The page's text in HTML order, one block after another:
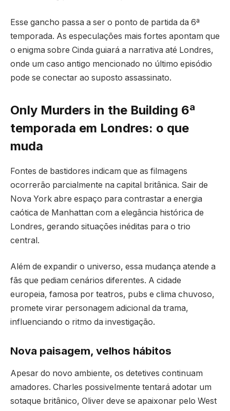
Esse gancho passa a ser o ponto de partida da 6ª
temporada. As especulações mais fortes apontam que
o enigma sobre Cinda guiará a narrativa até Londres,
onde um caso antigo mencionado no último episódio
pode se conectar ao suposto assassinato.
Only Murders in the Building 6ª
temporada em Londres: o que
muda
Fontes de bastidores indicam que as filmagens
ocorrerão parcialmente na capital britânica. Sair de
Nova York abre espaço para contrastar a energia
caótica de Manhattan com a elegância histórica de
Londres, gerando situações inéditas para o trio
central.
Além de expandir o universo, essa mudança atende a
fãs que pediam cenários diferentes. A cidade
europeia, famosa por teatros, pubs e clima chuvoso,
promete virar personagem adicional da trama,
influenciando o ritmo da investigação.
Nova paisagem, velhos hábitos
Apesar do novo ambiente, os detetives continuam
amadores. Charles possivelmente tentará adotar um
sotaque britânico, Oliver deve se apaixonar pelo West